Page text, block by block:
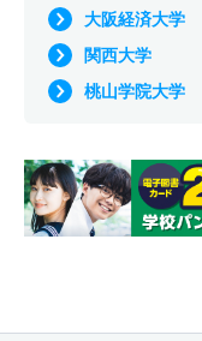
大阪経済大学
関西大学
桃山学院大学